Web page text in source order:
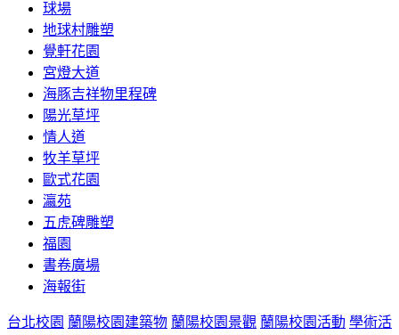
球場
地球村雕塑
覺軒花園
宮燈大道
海豚吉祥物里程碑
陽光草坪
情人道
牧羊草坪
歐式花園
瀛苑
五虎碑雕塑
福園
書卷廣場
海報街
台北校園 蘭陽校園建築物 蘭陽校園景觀 蘭陽校園活動 學術活